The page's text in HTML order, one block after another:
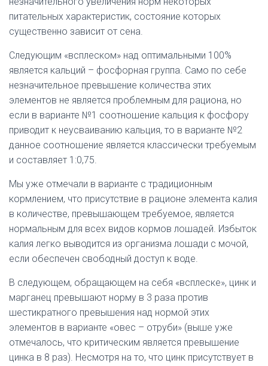
питательных характеристик, состояние которых
существенно зависит от сена.
Следующим «всплеском» над оптимальными 100%
является кальций – фосфорная группа. Само по себе
незначительное превышение количества этих
элементов не является проблемным для рациона, но
если в варианте №1 соотношение кальция к фосфору
приводит к неусваиванию кальция, то в варианте №2
данное соотношение является классически требуемым
и составляет 1:0,75.
Мы уже отмечали в варианте с традиционным
кормлением, что присутствие в рационе элемента калия
в количестве, превышающем требуемое, является
нормальным для всех видов кормов лошадей. Избыток
калия легко выводится из организма лошади с мочой,
если обеспечен свободный доступ к воде.
В следующем, обращающем на себя «всплеске», цинк и
марганец превышают норму в 3 раза против
шестикратного превышения над нормой этих
элементов в варианте «овес – отруби» (выше уже
отмечалось, что критическим является превышение
цинка в 8 раз). Несмотря на то, что цинк присутствует в